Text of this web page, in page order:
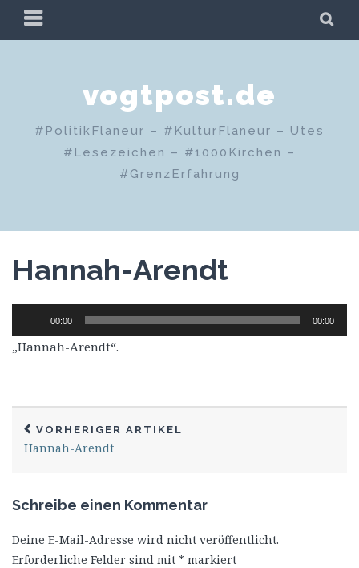
Zum
PRIMÄRES
MENÜ
vogtpost.de
#PolitikFlaneur – #KulturFlaneur – Utes
#Lesezeichen – #1000Kirchen –
#GrenzErfahrung
Hannah-Arendt
Player
00:00 00:00
„Hannah-Arendt“.
VORHERIGER ARTIKEL
Hannah-Arendt
Schreibe einen Kommentar
Deine E-Mail-Adresse wird nicht veröffentlicht.
Erforderliche Felder sind mit * markiert